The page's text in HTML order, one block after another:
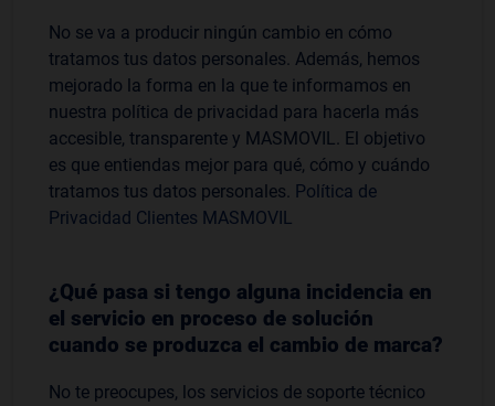
No se va a producir ningún cambio en cómo
tratamos tus datos personales. Además, hemos
mejorado la forma en la que te informamos en
nuestra política de privacidad para hacerla más
accesible, transparente y MASMOVIL. El objetivo
es que entiendas mejor para qué, cómo y cuándo
tratamos tus datos personales. Política de
Privacidad Clientes MASMOVIL
¿Qué pasa si tengo alguna incidencia en
el servicio en proceso de solución
cuando se produzca el cambio de marca?
No te preocupes, los servicios de soporte técnico